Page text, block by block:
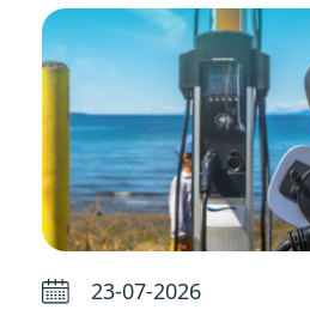
23-07-2026